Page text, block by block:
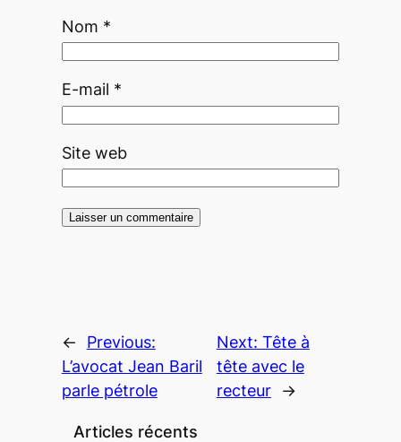
Nom *
E-mail *
Site web
←
Previous:
L’avocat Jean Baril
parle pétrole
Next: Tête à
tête avec le
recteur
→
Articles récents